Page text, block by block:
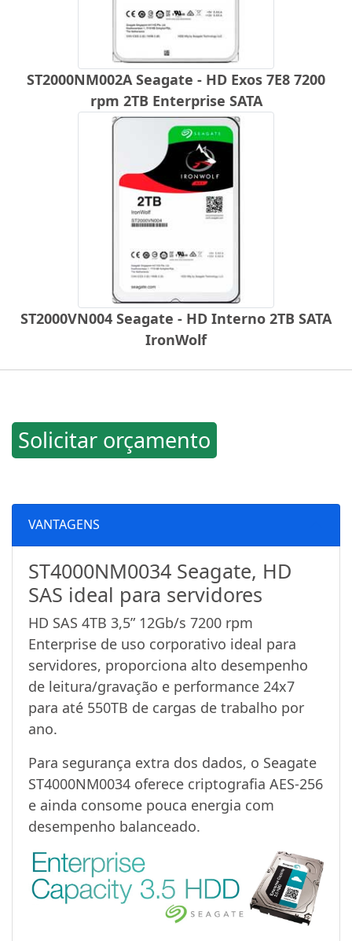
ST2000NM002A Seagate - HD Exos 7E8 7200
rpm 2TB Enterprise SATA
ST2000VN004 Seagate - HD Interno 2TB SATA
IronWolf
Solicitar orçamento
VANTAGENS
ST4000NM0034 Seagate, HD
SAS ideal para servidores
HD SAS 4TB 3,5” 12Gb/s 7200 rpm
Enterprise de uso corporativo ideal para
servidores, proporciona alto desempenho
de leitura/gravação e performance 24x7
para até 550TB de cargas de trabalho por
ano.
Para segurança extra dos dados, o Seagate
ST4000NM0034 oferece criptografia AES-256
e ainda consome pouca energia com
desempenho balanceado.